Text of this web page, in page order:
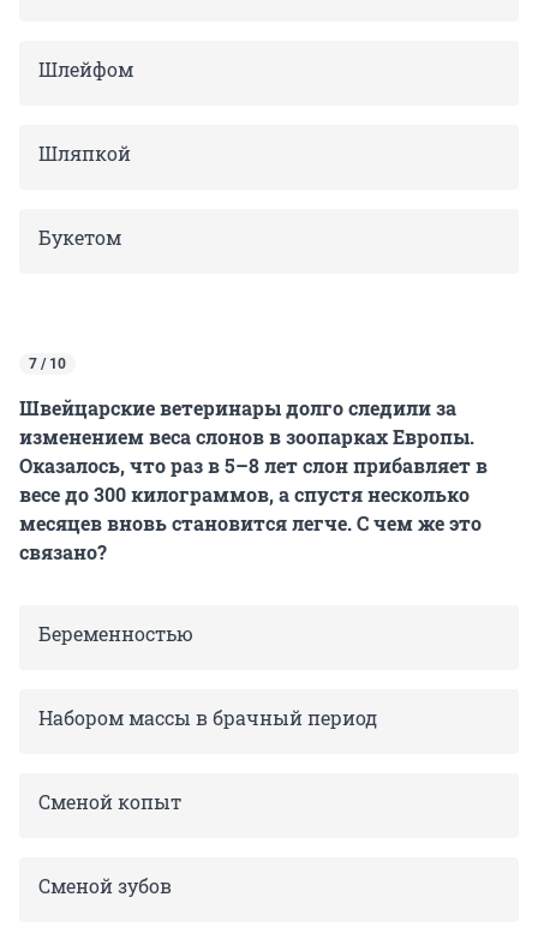
Шлейфом
Шляпкой
Букетом
7 / 10
Швейцарские ветеринары долго следили за
изменением веса слонов в зоопарках Европы.
Оказалось, что раз в 5–8 лет слон прибавляет в
весе до 300 килограммов, а спустя несколько
месяцев вновь становится легче. С чем же это
связано?
Беременностью
Набором массы в брачный период
Сменой копыт
Сменой зубов